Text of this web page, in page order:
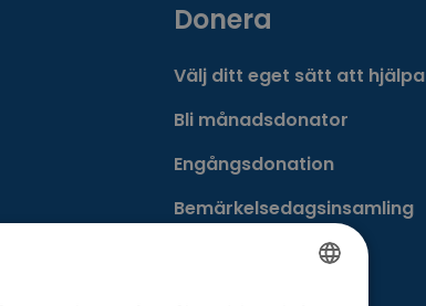
Donera
Välj ditt eget sätt att hjälpa
Bli månadsdonator
Engångsdonation
Bemärkelsedagsinsamling